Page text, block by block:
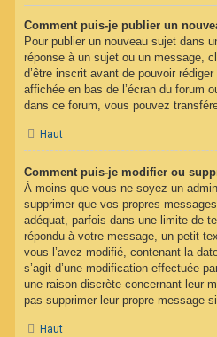
Comment puis-je publier un
Pour publier un nouveau sujet dans
réponse à un sujet ou un message,
d’être inscrit avant de pouvoir
affichée en bas de l’écran du forum
dans ce forum, vous pouvez
Haut
Comment puis-je modifier ou
À moins que vous ne soyez un
supprimer que vos propres
adéquat, parfois dans une limite de
répondu à votre message, un petit
vous l’avez modifié, contenant la
s’agit d’une modification effectuée
une raison discrète concernant leur
pas supprimer leur propre message
Haut